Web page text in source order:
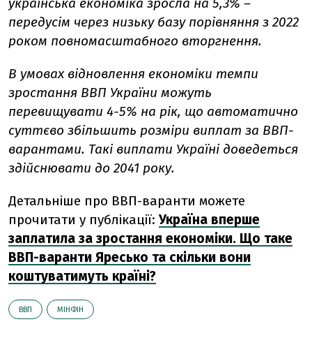
передусім через низьку базу порівняння з 2022
роком повномасштабного вторгнення.
В умовах відновлення економіки темпи
зростання ВВП України можуть
перевищувати 4-5% на рік, що автоматично
суттєво збільшить розміри виплат за ВВП-
варантами. Такі виплати Україні доведеться
здійснювати до 2041 року.
Детальніше про ВВП-варанти можете
прочитати у публікації: Україна вперше
заплатила за зростання економіки. Що таке
ВВП-варанти Яресько та скільки вони
коштуватимуть країні?
ВВП МІНФІН